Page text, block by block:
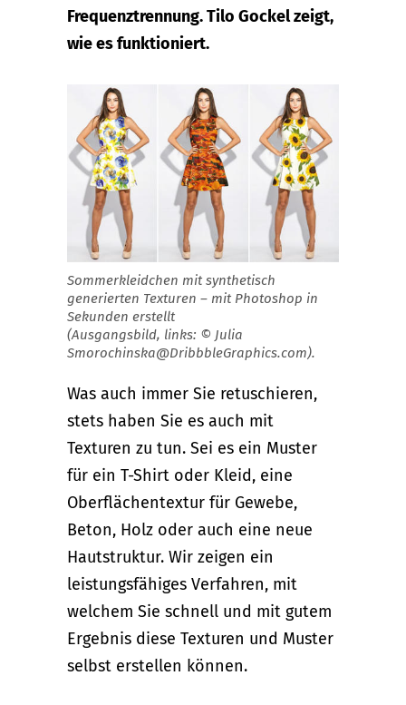
Frequenztrennung. Tilo Gockel zeigt,
wie es funktioniert.
Sommerkleidchen mit synthetisch
generierten Texturen – mit Photoshop in
Sekunden erstellt
(Ausgangsbild, links: © Julia
Smorochinska@DribbbleGraphics.com).
Was auch immer Sie retuschieren,
stets haben Sie es auch mit
Texturen zu tun. Sei es ein Muster
für ein T-Shirt oder Kleid, eine
Oberflächentextur für Gewebe,
Beton, Holz oder auch eine neue
Hautstruktur. Wir zeigen ein
leistungsfähiges Verfahren, mit
welchem Sie schnell und mit gutem
Ergebnis diese Texturen und Muster
selbst erstellen können.